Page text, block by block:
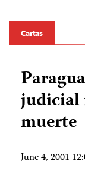
Cartas
judicial
muerte
June 4, 2001